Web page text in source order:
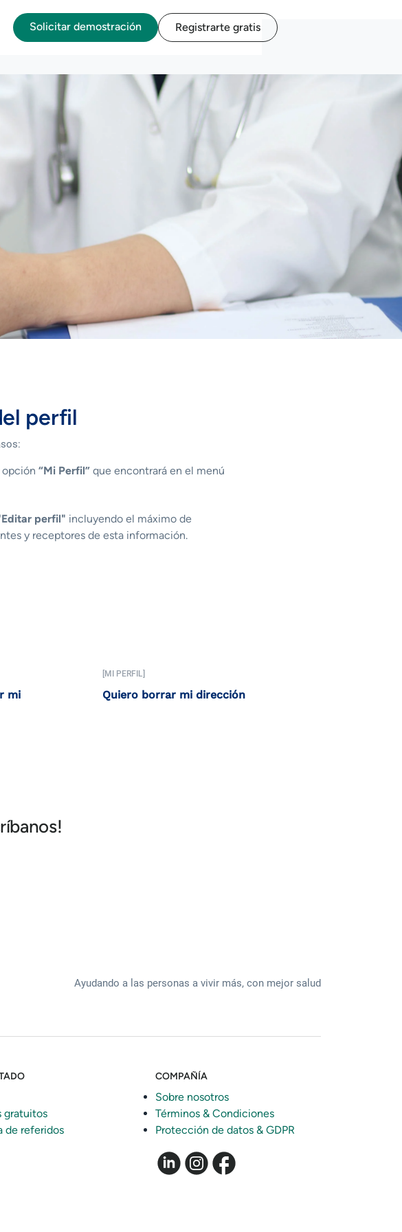
Solicitar demostración Registrarte gratis
perfil
opción“Mi Perfil” que encontrará en el menú
perfil" incluyendo el máximo de
y receptores de esta información.
mi
[MI PERFIL]
Quiero borrar mi dirección
Ayudando a las personas a vivir más, con mejor salud
gratuitos
de referidos
COMPAÑÍA
Sobre nosotros
Términos & Condiciones
Protección de datos & GDPR